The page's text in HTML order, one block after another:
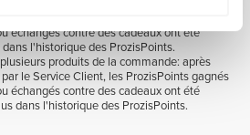
échangés contre des cadeaux ont été
l'historique des ProzisPoints.
produits de la commande: après
le Service Client, les ProzisPoints gagnés
échangés contre des cadeaux ont été
dans l'historique des ProzisPoints.